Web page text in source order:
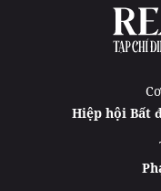
Hiệp hội Bất